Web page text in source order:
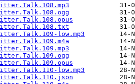
low.mp3
low.mp3